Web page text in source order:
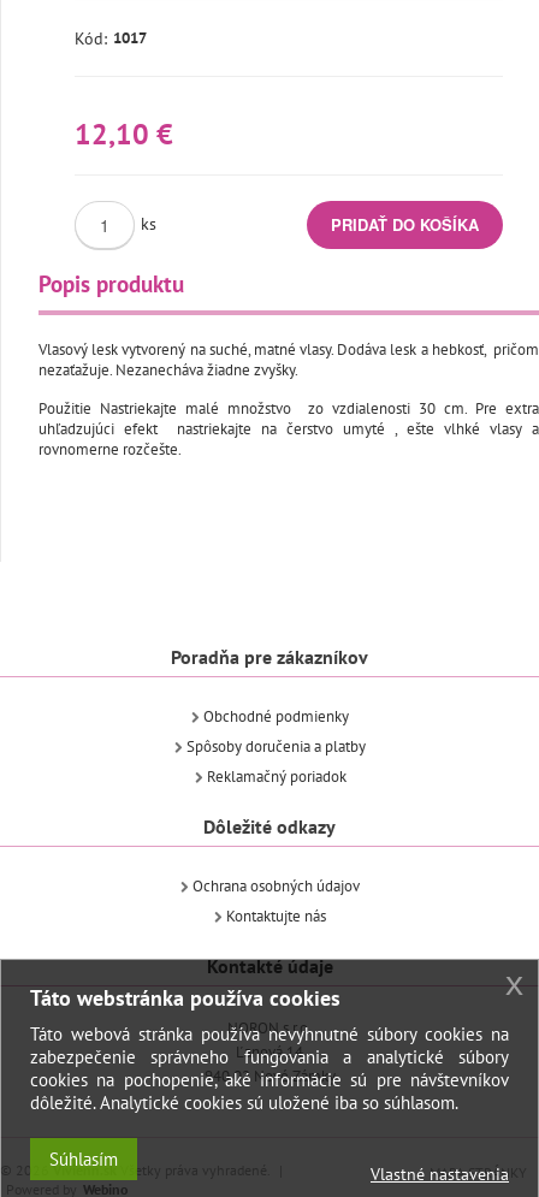
Kód: 1017
12,10 €
ks
Popis produktu
Vlasový lesk vytvorený na suché, matné vlasy. Dodáva lesk a hebkosť, pričom
nezaťažuje. Nezanecháva žiadne zvyšky.
Použitie Nastriekajte malé množstvo zo vzdialenosti 30 cm. Pre extra
uhľadzujúci efekt nastriekajte na čerstvo umyté , ešte vlhké vlasy a
rovnomerne rozčešte.
Poradňa pre zákazníkov
Obchodné podmienky
Spôsoby doručenia a platby
Reklamačný poriadok
Dôležité odkazy
Ochrana osobných údajov
Kontaktujte nás
Kontakté údaje
NORON s.r.o.
Ľanová 14
940 02 Nové Zámky
MAPA STRÁNKY
Vivienn.sk
Webino
Táto webstránka používa cookies
Táto webová stránka používa nevyhnutné súbory cookies na
zabezpečenie správneho fungovania a analytické súbory
cookies na pochopenie, aké informácie sú pre návštevníkov
dôležité. Analytické cookies sú uložené iba so súhlasom.
Vlastné nastavenia
Súhlasím
x